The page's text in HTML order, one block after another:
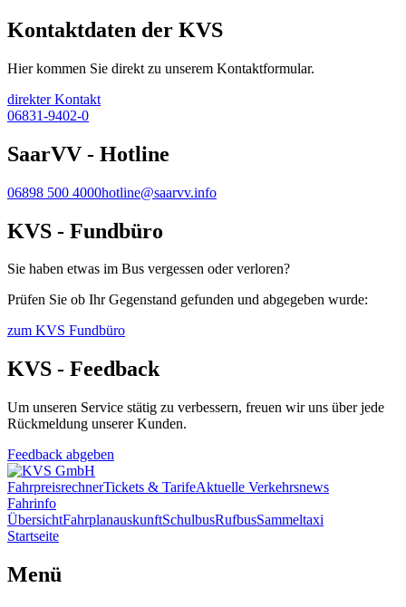
Kontaktdaten der KVS
Hier kommen Sie direkt zu unserem Kontaktformular.
direkter Kontakt
06831-9402-0
SaarVV - Hotline
06898 500 4000hotline@saarvv.info
KVS - Fundbüro
Sie haben etwas im Bus vergessen oder verloren?
Prüfen Sie ob Ihr Gegenstand gefunden und abgegeben wurde:
zum KVS Fundbüro
KVS - Feedback
Um unseren Service stätig zu verbessern, freuen wir uns über jede
Rückmeldung unserer Kunden.
Feedback abgeben
FahrpreisrechnerTickets & TarifeAktuelle Verkehrsnews
Fahrinfo
ÜbersichtFahrplanauskunftSchulbusRufbusSammeltaxi
Startseite
Menü